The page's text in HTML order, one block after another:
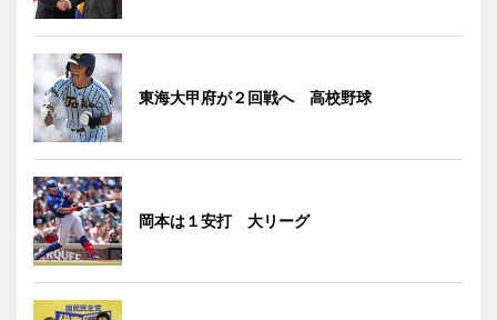
東海大甲府が２回戦へ 高校野球
岡本は１安打 大リーグ